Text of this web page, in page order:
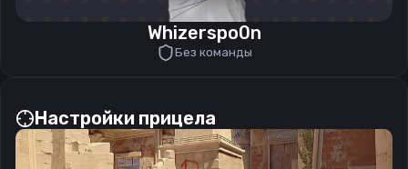
Whizerspo0n
Без команды
Настройки прицела